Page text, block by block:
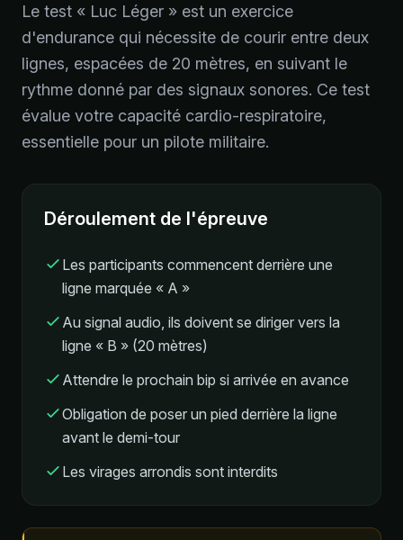
Le test « Luc Léger » est un exercice
d'endurance qui nécessite de courir entre deux
lignes, espacées de 20 mètres, en suivant le
rythme donné par des signaux sonores. Ce test
évalue votre capacité cardio-respiratoire,
essentielle pour un pilote militaire.
Déroulement de l'épreuve
Les participants commencent derrière une
ligne marquée « A »
Au signal audio, ils doivent se diriger vers la
ligne « B » (20 mètres)
Attendre le prochain bip si arrivée en avance
Obligation de poser un pied derrière la ligne
avant le demi-tour
Les virages arrondis sont interdits